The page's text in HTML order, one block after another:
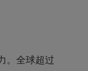
。全球超过